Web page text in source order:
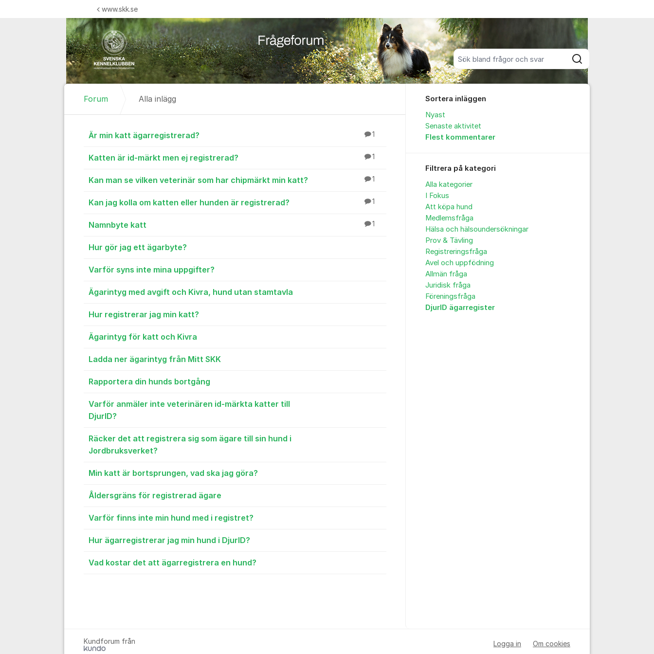
Sök bland alla inlägg
Sök
www.skk.se
Forum Alla inlägg
Alla inlägg
Är min katt ägarregistrerad? 1
Katten är id-märkt men ej registrerad? 1
Kan man se vilken veterinär som har chipmärkt min katt? 1
Kan jag kolla om katten eller hunden är registrerad? 1
Namnbyte katt 1
Hur gör jag ett ägarbyte?
Varför syns inte mina uppgifter?
Ägarintyg med avgift och Kivra, hund utan stamtavla
Hur registrerar jag min katt?
Ägarintyg för katt och Kivra
Ladda ner ägarintyg från Mitt SKK
Rapportera din hunds bortgång
Varför anmäler inte veterinären id-märkta katter till
DjurID?
Räcker det att registrera sig som ägare till sin hund i
Jordbruksverket?
Min katt är bortsprungen, vad ska jag göra?
Åldersgräns för registrerad ägare
Varför finns inte min hund med i registret?
Hur ägarregistrerar jag min hund i DjurID?
Vad kostar det att ägarregistrera en hund?
Sortera inläggen
Nyast
Senaste aktivitet
Flest kommentarer
Filtrera på kategori
Alla kategorier
I Fokus
Att köpa hund
Medlemsfråga
Hälsa och hälsoundersökningar
Prov & Tävling
Registreringsfråga
Avel och uppfödning
Allmän fråga
Juridisk fråga
Föreningsfråga
DjurID ägarregister
Kundforum från Logga in Om cookies